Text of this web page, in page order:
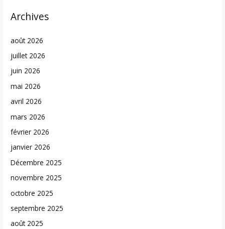
Archives
août 2026
juillet 2026
juin 2026
mai 2026
avril 2026
mars 2026
février 2026
janvier 2026
Décembre 2025
novembre 2025
octobre 2025
septembre 2025
août 2025